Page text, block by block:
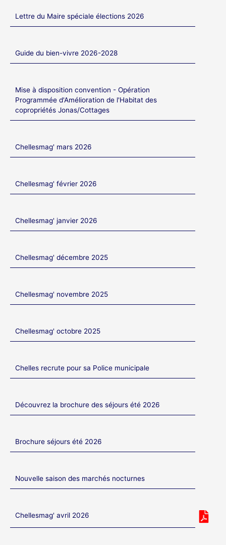
Lettre du Maire spéciale élections 2026
Guide du bien-vivre 2026-2028
Mise à disposition convention - Opération
Programmée d'Amélioration de l'Habitat des
copropriétés Jonas/Cottages
Chellesmag' mars 2026
Chellesmag' février 2026
Chellesmag' janvier 2026
Chellesmag' décembre 2025
Chellesmag' novembre 2025
Chellesmag' octobre 2025
Chelles recrute pour sa Police municipale
Découvrez la brochure des séjours été 2026
Brochure séjours été 2026
Nouvelle saison des marchés nocturnes
Chellesmag' avril 2026